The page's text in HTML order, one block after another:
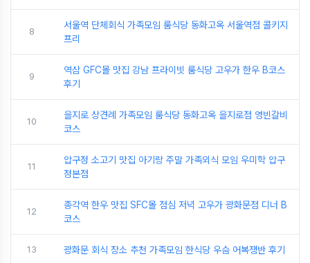
8
서울역 단체회식 가족모임 룸식당 동화고옥 서울역점 콜키지
프리
9
역삼 GFC몰 맛집 강남 프라이빗 룸식당 고우가 한우 B코스
후기
10
을지로 상견례 가족모임 룸식당 동화고옥 을지로점 영빈갈비
코스
11
압구정 소고기 맛집 아기랑 주말 가족외식 모임 우미학 압구
정본점
12
종각역 한우 맛집 SFC몰 점심 저녁 고우가 광화문점 디너 B
코스
13 광화문 회식 장소 추천 가족모임 한식당 우슴 어복쟁반 후기